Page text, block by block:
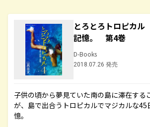
とろとろトロピカ
記憶。 第4巻
D-Books
2018.07.26 発売
子供の頃から夢見ていた南の島に滞在する
が、島で出合うトロピカルでマジカルな45
憶。